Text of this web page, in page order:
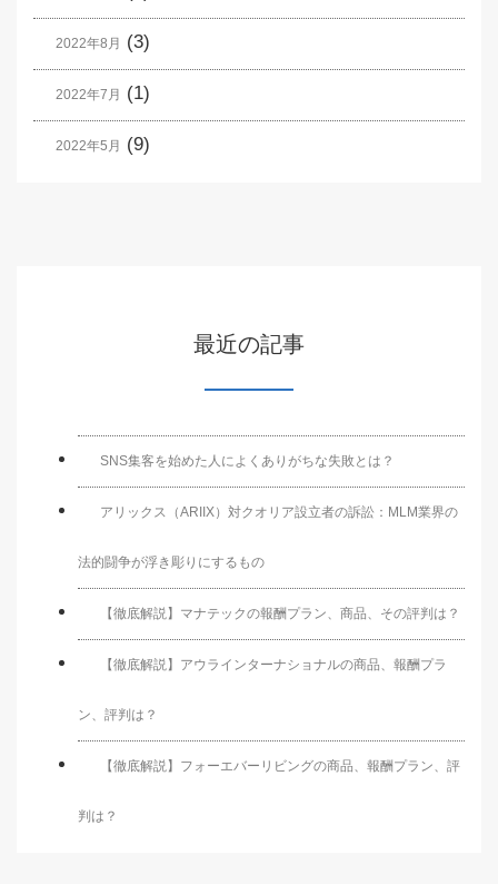
2022年8月 (3)
2022年7月 (1)
2022年5月 (9)
最近の記事
SNS集客を始めた人によくありがちな失敗とは？
アリックス（ARIIX）対クオリア設立者の訴訟：MLM業界の
法的闘争が浮き彫りにするもの
【徹底解説】マナテックの報酬プラン、商品、その評判は？
【徹底解説】アウラインターナショナルの商品、報酬プラ
ン、評判は？
【徹底解説】フォーエバーリビングの商品、報酬プラン、評
判は？